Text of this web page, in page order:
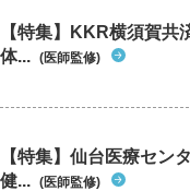
【特集】KKR横須賀共
体... (医師監修)
【特集】仙台医療セン
健... (医師監修)